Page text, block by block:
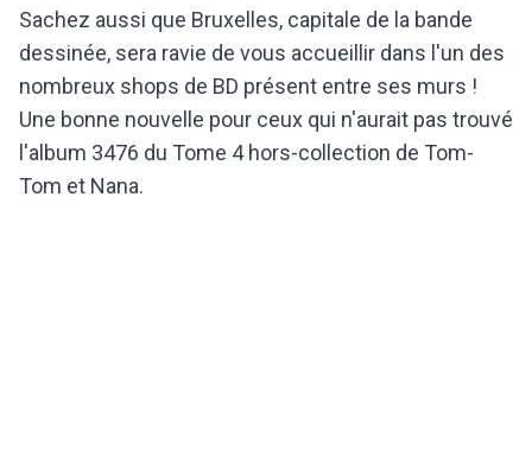
Sachez aussi que Bruxelles, capitale de la bande
dessinée, sera ravie de vous accueillir dans l'un des
nombreux shops de BD présent entre ses murs !
Une bonne nouvelle pour ceux qui n'aurait pas trouvé
l'album 3476 du Tome 4 hors-collection de Tom-
Tom et Nana.